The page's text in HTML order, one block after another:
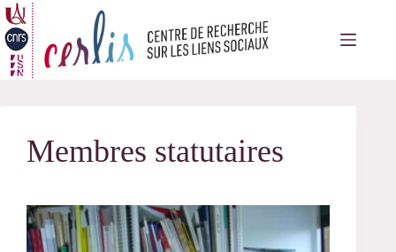
Passer
au
contenu
Membres statutaires